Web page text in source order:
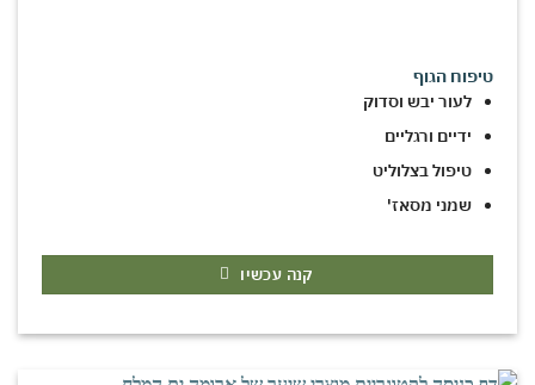
טיפוח הגוף
לעור יבש וסדוק
ידיים ורגליים
טיפול בצלוליט
שמני מסאז'
קנה עכשיו